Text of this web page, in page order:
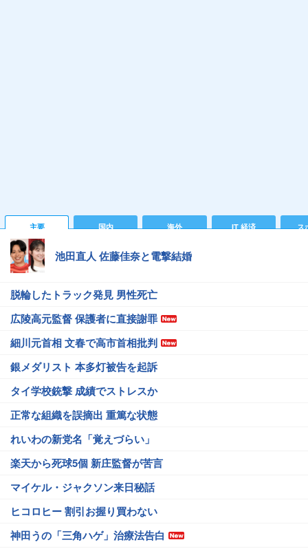
主要 国内 海外 IT 経済 ス
池田直人 佐藤佳奈と電撃結婚
脱輪したトラック発見 男性死亡
広陵高元監督 保護者に直接謝罪
細川元首相 文春で高市首相批判
銀メダリスト 本多灯被告を起訴
タイ学校銃撃 成績でストレスか
正常な組織を誤摘出 重篤な状態
れいわの新党名「覚えづらい」
楽天から死球5個 新庄監督が苦言
マイケル・ジャクソン来日秘話
ヒコロヒー 割引お握り買わない
神田うの「三角ハゲ」治療法告白